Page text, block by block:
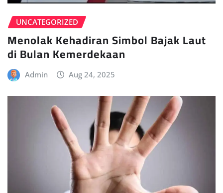
UNCATEGORIZED
Menolak Kehadiran Simbol Bajak Laut
di Bulan Kemerdekaan
Admin Aug 24, 2025